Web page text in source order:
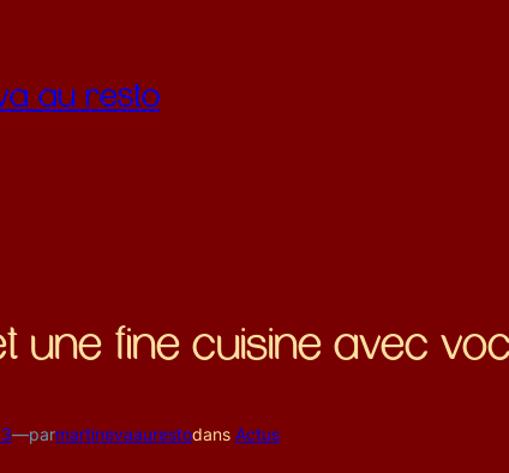
au resto
une fine cuisine avec
—parmartinevaaurestodans Actus